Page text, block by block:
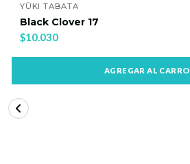
YŪKI TABATA
Black Clover 17
$10.030
AGREGAR AL CARRO